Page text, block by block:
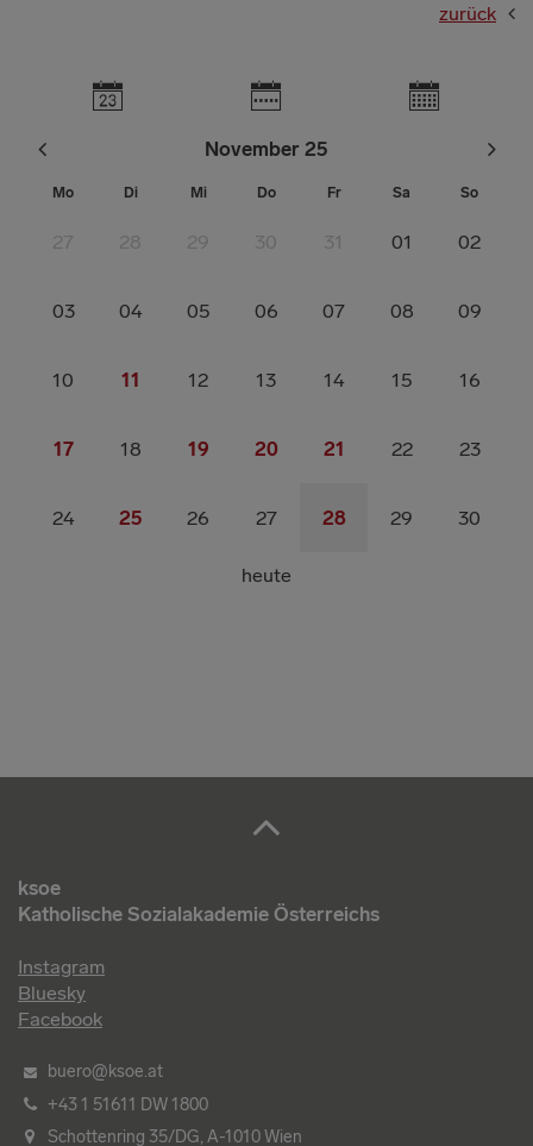
zurück
November 25
Mo Di Mi Do Fr Sa So
27 28 29 30 31 01 02
03 04 05 06 07 08 09
10 11 12 13 14 15 16
17 18 19 20 21 22 23
24 25 26 27 28 29 30
heute
ksoe
Katholische Sozialakademie Österreichs
Instagram
Bluesky
Facebook
buero@ksoe.at
+43 1 51611 DW 1800
Schottenring 35/DG, A-1010 Wien